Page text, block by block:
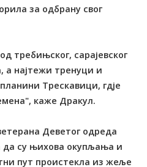
за одбрану свог
требињског, сарајевског
а најтежи тренуци и
Трескавици, гдје
каже Дракул.
Деветог одреда
да су њихова окупљања и
пут проистекла из жеље